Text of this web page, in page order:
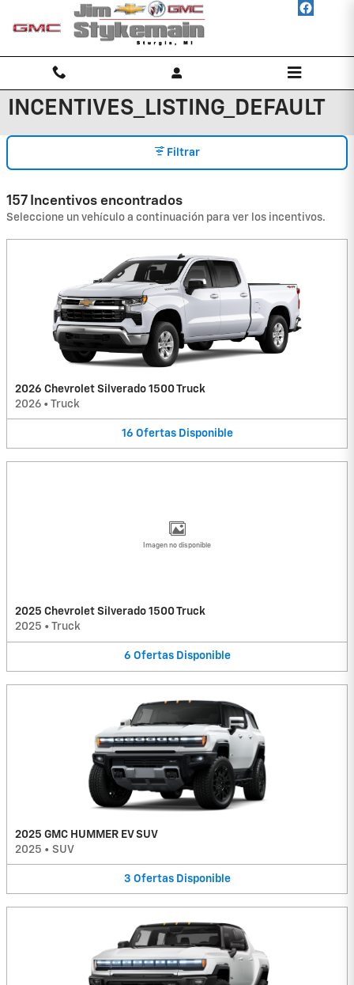
Saltar al contenido principal
INCENTIVES_LISTING_DEFAULT
Filtrar
157 Incentivos encontrados
Seleccione un vehículo a continuación para ver los incentivos.
2026 Chevrolet Silverado 1500 Truck
2026 • Truck
16 Ofertas Disponible
Imagen no disponible
2025 Chevrolet Silverado 1500 Truck
2025 • Truck
6 Ofertas Disponible
2025 GMC HUMMER EV SUV
2025 • SUV
3 Ofertas Disponible